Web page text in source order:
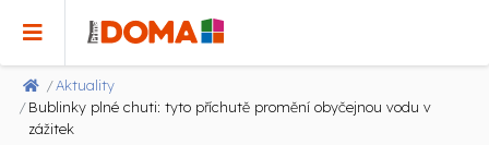
Aktuality
Bublinky plné chuti: tyto příchutě promění obyčejnou vodu v
zážitek